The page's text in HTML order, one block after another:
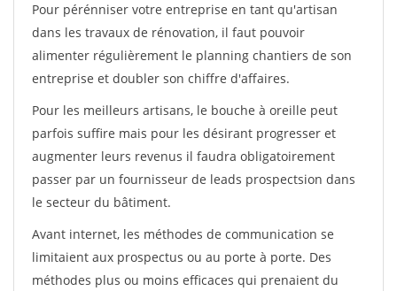
Pour pérénniser votre entreprise en tant qu'artisan
dans les travaux de rénovation, il faut pouvoir
alimenter régulièrement le planning chantiers de son
entreprise et doubler son chiffre d'affaires.
Pour les meilleurs artisans, le bouche à oreille peut
parfois suffire mais pour les désirant progresser et
augmenter leurs revenus il faudra obligatoirement
passer par un fournisseur de leads prospectsion dans
le secteur du bâtiment.
Avant internet, les méthodes de communication se
limitaient aux prospectus ou au porte à porte. Des
méthodes plus ou moins efficaces qui prenaient du